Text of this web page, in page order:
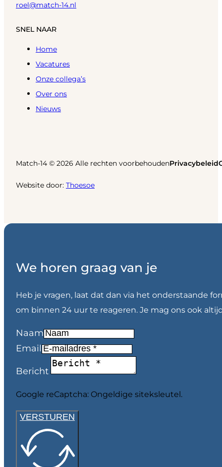
roel@match-14.nl
SNEL NAAR
Home
Vacatures
Onze collega’s
Over ons
Nieuws
Match-14 © 2026 Alle rechten voorbehoudenPrivacybeleid
Website door: Thoesoe
We horen graag van je
Heb je vragen, laat dat dan via het onderstaande
om binnen 24 uur te reageren. Je mag ons ook
Naam
Email
Bericht
Google reCaptcha: Ongeldige siteksleutel.
VERSTUREN